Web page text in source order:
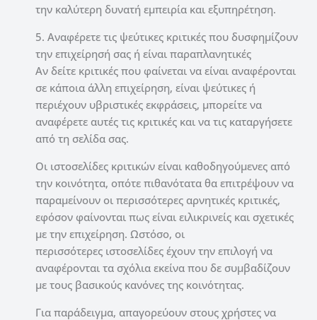
την καλύτερη δυνατή εμπειρία και εξυπηρέτηση.
5. Αναφέρετε τις ψεύτικες κριτικές που δυσφημίζουν
την επιχείρησή σας ή είναι παραπλανητικές
Αν δείτε κριτικές που φαίνεται να είναι αναφέρονται
σε κάποια άλλη επιχείρηση, είναι ψεύτικες ή
περιέχουν υβριστικές εκφράσεις, μπορείτε να
αναφέρετε αυτές τις κριτικές και να τις καταργήσετε
από τη σελίδα σας.
Οι ιστοσελίδες κριτικών είναι καθοδηγούμενες από
την κοινότητα, οπότε πιθανότατα θα επιτρέψουν να
παραμείνουν οι περισσότερες αρνητικές κριτικές,
εφόσον φαίνονται πως είναι ειλικρινείς και σχετικές
με την επιχείρηση. Ωστόσο, οι
περισσότερες ιστοσελίδες έχουν την επιλογή να
αναφέρονται τα σχόλια εκείνα που δε συμβαδίζουν
με τους βασικούς κανόνες της κοινότητας.
Για παράδειγμα, απαγορεύουν στους χρήστες να